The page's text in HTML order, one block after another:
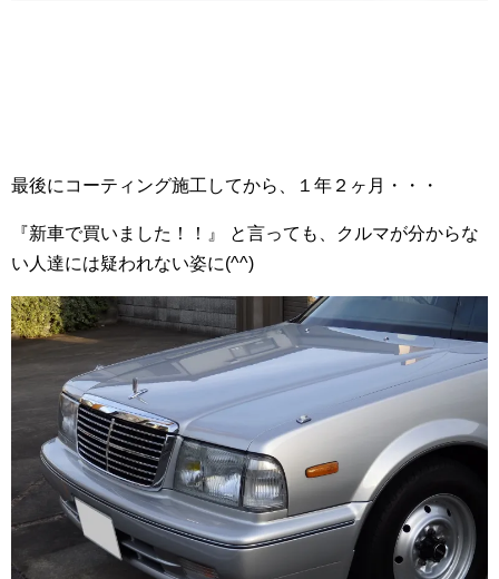
最後にコーティング施工してから、１年２ヶ月・・・
『新車で買いました！！』 と言っても、クルマが分からな
い人達には疑われない姿に(^^)